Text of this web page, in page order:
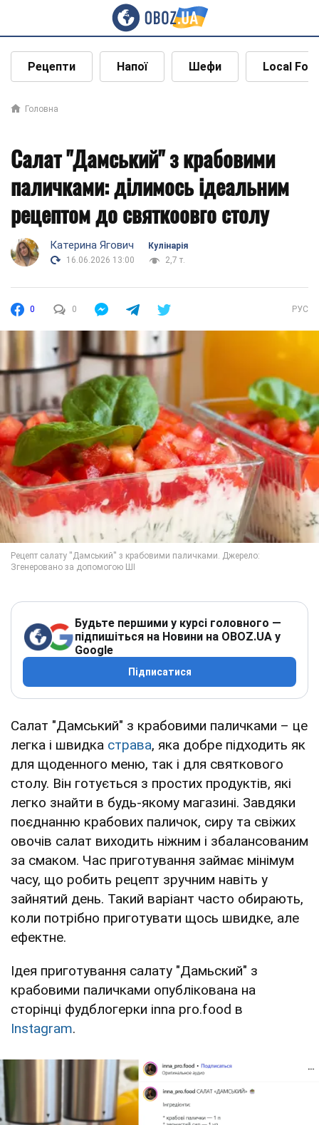
Рецепти Напої Шефи Local
Головна
Салат "Дамський" з крабовими
паличками: ділимось ідеальним
рецептом до святкоовго столу
Катерина Ягович
Кулінарія
16.06.2026 13:00
2,7 т.
0 0 РУС
Будьте першими у курсі головного —
підпишіться на Новини на OBOZ.UA у
Google
Підписатися
Салат "Дамський" з крабовими паличками – це
легка і швидка страва, яка добре підходить як
для щоденного меню, так і для святкового
столу. Він готується з простих продуктів, які
легко знайти в будь-якому магазині. Завдяки
поєднанню крабових паличок, сиру та свіжих
овочів салат виходить ніжним і збалансованим
за смаком. Час приготування займає мінімум
часу, що робить рецепт зручним навіть у
зайнятий день. Такий варіант часто обирають,
коли потрібно приготувати щось швидке, але
ефектне.
Ідея приготування салату "Дамьский" з
крабовими паличками опублікована на
сторінці фудблогерки inna pro.food в
Instagram.